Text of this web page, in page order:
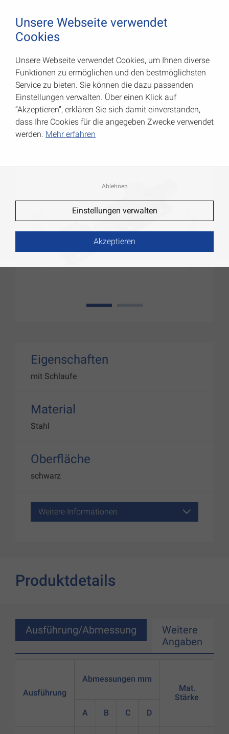
Bolzen-Knopfriegel
Art.-Nr.: 000227160S
1
Eigenschaften
mit Schlaufe
Material
Stahl
Oberfläche
schwarz
Weitere Informationen
Produktdetails
Ausführung/Abmessung
Weitere
Angaben
Ausführung
Abmessungen mm
A B C D
Mat.
Stärke
Unsere Webseite verwendet
Cookies
Unsere Webseite verwendet Cookies, um Ihnen diverse
Funktionen zu ermöglichen und den bestmöglichsten
Service zu bieten. Sie können die dazu passenden
Einstellungen verwalten. Über einen Klick auf
“Akzeptieren”, erklären Sie sich damit einverstanden,
dass Ihre Cookies für die angegeben Zwecke verwendet
werden. Mehr erfahren
Ablehnen
Einstellungen verwalten
Akzeptieren